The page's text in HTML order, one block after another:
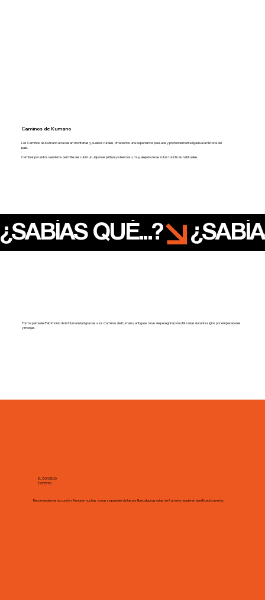
Caminos de Kumano
Los Caminos de Kumano atraviesan montañas y pueblos rurales, ofreciendo una experiencia pausada y profundamente ligada a la historia del
país.
Caminar por estos senderos permite descubrir un Japón espiritual y silencioso, muy alejado de las rutas turísticas habituales.
¿SABÍAS QUÉ...?
Forma parte del Patrimonio de la Humanidad gracias a los Caminos de Kumano, antiguas rutas de peregrinación utilizadas durante siglos por emperadores
y monjes.
EL CONSEJO
EXPERTO
Recomendamos excursión. Aunque muchas zonas se pueden visitar por libre, algunas rutas de Kumano requieren planificación previa.